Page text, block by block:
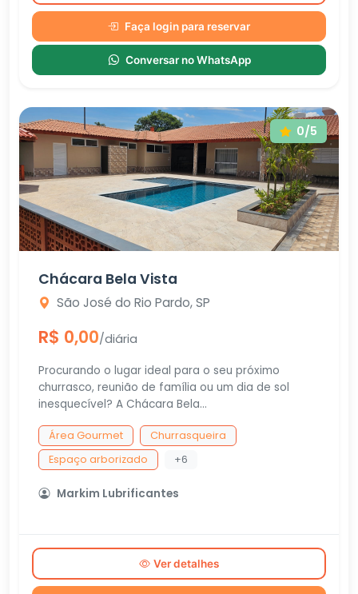
Faça login para reservar
Conversar no WhatsApp
0/5
Chácara Bela Vista
São José do Rio Pardo, SP
R$ 0,00/diária
Procurando o lugar ideal para o seu próximo
churrasco, reunião de família ou um dia de sol
inesquecível? A Chácara Bela...
Área Gourmet
Churrasqueira
Espaço arborizado
+6
Markim Lubrificantes
Ver detalhes